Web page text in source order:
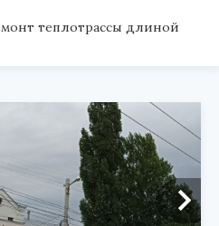
теплотрассы длиной